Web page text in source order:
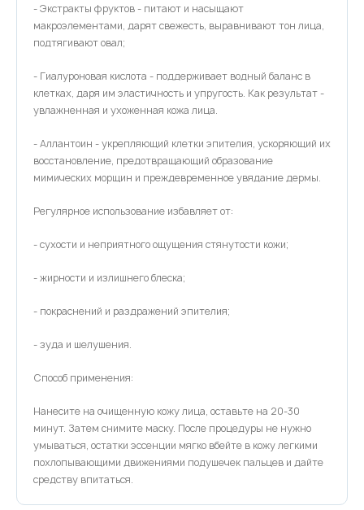
- Экстракты фруктов - питают и насыщают
макроэлементами, дарят свежесть, выравнивают тон лица,
подтягивают овал;
- Гиалуроновая кислота - поддерживает водный баланс в
клетках, даря им эластичность и упругость. Как результат -
увлажненная и ухоженная кожа лица.
- Аллантоин - укрепляющий клетки эпителия, ускоряющий их
восстановление, предотвращающий образование
мимических морщин и преждевременное увядание дермы.
Регулярное использование избавляет от:
- сухости и неприятного ощущения стянутости кожи;
- жирности и излишнего блеска;
- покраснений и раздражений эпителия;
- зуда и шелушения.
Способ применения:
Нанесите на очищенную кожу лица, оставьте на 20-30
минут. Затем снимите маску. После процедуры не нужно
умываться, остатки эссенции мягко вбейте в кожу легкими
похлопывающими движениями подушечек пальцев и дайте
средству впитаться.